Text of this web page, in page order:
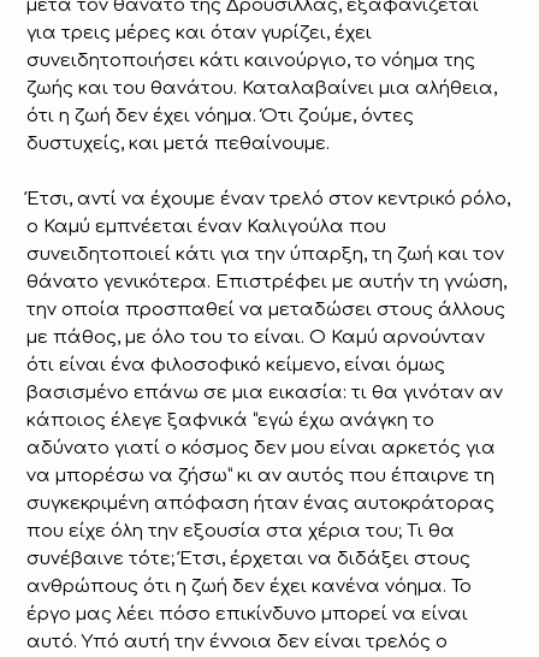
μετά τον θάνατο της Δρουσίλλας, εξαφανίζεται
για τρεις μέρες και όταν γυρίζει, έχει
συνειδητοποιήσει κάτι καινούργιο, το νόημα της
ζωής και του θανάτου. Καταλαβαίνει μια αλήθεια,
ότι η ζωή δεν έχει νόημα. Ότι ζούμε, όντες
δυστυχείς, και μετά πεθαίνουμε.
Έτσι, αντί να έχουμε έναν τρελό στον κεντρικό ρόλο,
ο Καμύ εμπνέεται έναν Καλιγούλα που
συνειδητοποιεί κάτι για την ύπαρξη, τη ζωή και τον
θάνατο γενικότερα. Επιστρέφει με αυτήν τη γνώση,
την οποία προσπαθεί να μεταδώσει στους άλλους
με πάθος, με όλο του το είναι. Ο Καμύ αρνούνταν
ότι είναι ένα φιλοσοφικό κείμενο, είναι όμως
βασισμένο επάνω σε μια εικασία: τι θα γινόταν αν
κάποιος έλεγε ξαφνικά “εγώ έχω ανάγκη το
αδύνατο γιατί ο κόσμος δεν μου είναι αρκετός για
να μπορέσω να ζήσω” κι αν αυτός που έπαιρνε τη
συγκεκριμένη απόφαση ήταν ένας αυτοκράτορας
που είχε όλη την εξουσία στα χέρια του; Τι θα
συνέβαινε τότε; Έτσι, έρχεται να διδάξει στους
ανθρώπους ότι η ζωή δεν έχει κανένα νόημα. Το
έργο μας λέει πόσο επικίνδυνο μπορεί να είναι
αυτό. Υπό αυτή την έννοια δεν είναι τρελός ο